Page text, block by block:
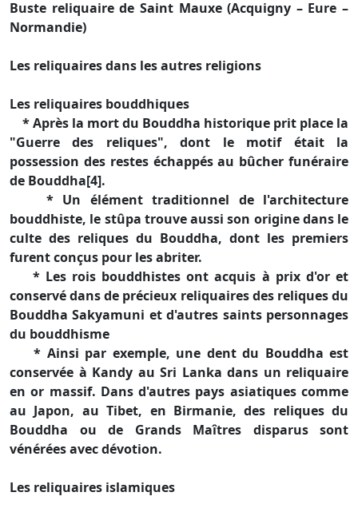
Buste reliquaire de Saint Mauxe (Acquigny – Eure –
Normandie)
Les reliquaires dans les autres religions
Les reliquaires bouddhiques
* Après la mort du Bouddha historique prit place la
"Guerre des reliques", dont le motif était la
possession des restes échappés au bûcher funéraire
de Bouddha[4].
* Un élément traditionnel de l'architecture
bouddhiste, le stûpa trouve aussi son origine dans le
culte des reliques du Bouddha, dont les premiers
furent conçus pour les abriter.
* Les rois bouddhistes ont acquis à prix d'or et
conservé dans de précieux reliquaires des reliques du
Bouddha Sakyamuni et d'autres saints personnages
du bouddhisme
* Ainsi par exemple, une dent du Bouddha est
conservée à Kandy au Sri Lanka dans un reliquaire
en or massif. Dans d'autres pays asiatiques comme
au Japon, au Tibet, en Birmanie, des reliques du
Bouddha ou de Grands Maîtres disparus sont
vénérées avec dévotion.
Les reliquaires islamiques